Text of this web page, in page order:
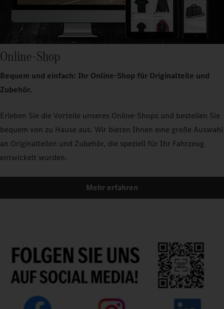
Online-Shop
Bequem und einfach: Ihr Online-Shop für Originalteile und
Zubehör.
Erleben Sie die Vorteile unseres Online-Shops und bestellen Sie
bequem von zu Hause aus. Wir bieten Ihnen eine große Auswahl
an Originalteilen und Zubehör, die speziell für Ihr Fahrzeug
entwickelt wurden.
Mehr erfahren